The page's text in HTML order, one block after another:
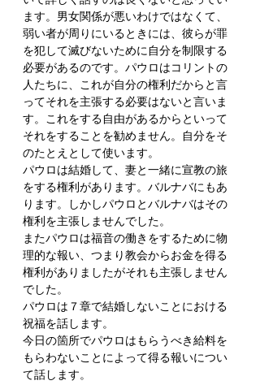
ます。男女関係が悪いわけではなくて、
弱い者が周りにいるときには、彼らが罪
を犯して滅びないために自分を制限する
必要があるのです。パウロはコリントの
人たちに、これが自分の権利だからと言
ってそれを主張する必要はないと言いま
す。これをする自由があるからといって
それをすることを勧めません。自分をそ
のたとえとして使います。
パウロは結婚して、妻と一緒に宣教の旅
をする権利があります。バルナバにもあ
ります。しかしパウロとバルナバはその
権利を主張しませんでした。
またパウロは福音の働きをするために物
理的な報い、つまり教会からお金を得る
権利がありましたがそれも主張しません
でした。
パウロは７章で結婚しないことにおける
祝福を話します。
今日の箇所でパウロはもらうべき給料を
もらわないことによって得る報いについ
て話します。